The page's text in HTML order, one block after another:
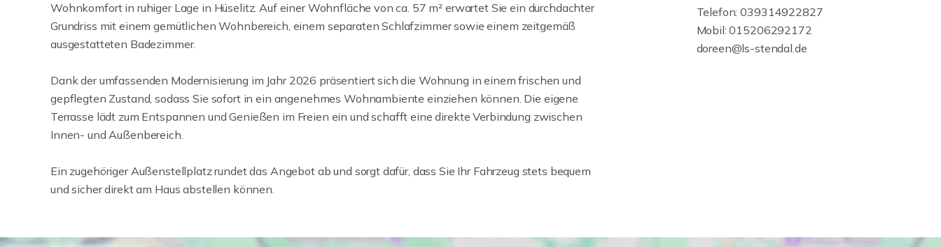
Wohnkomfort in ruhiger Lage in Hüselitz. Auf einer Wohnfläche von ca. 57 m² erwartet Sie ein durchdachter
Grundriss mit einem gemütlichen Wohnbereich, einem separaten Schlafzimmer sowie einem zeitgemäß
ausgestatteten Badezimmer.
Dank der umfassenden Modernisierung im Jahr 2026 präsentiert sich die Wohnung in einem frischen und
gepflegten Zustand, sodass Sie sofort in ein angenehmes Wohnambiente einziehen können. Die eigene
Terrasse lädt zum Entspannen und Genießen im Freien ein und schafft eine direkte Verbindung zwischen
Innen- und Außenbereich.
Ein zugehöriger Außenstellplatz rundet das Angebot ab und sorgt dafür, dass Sie Ihr Fahrzeug stets bequem
und sicher direkt am Haus abstellen können.
Telefon: 039314922827
Mobil: 015206292172
doreen@ls-stendal.de